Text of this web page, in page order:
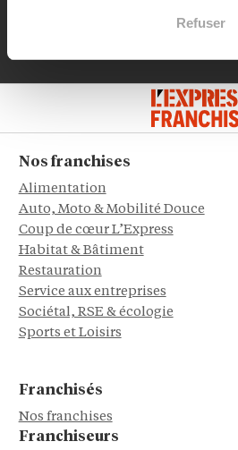
Refuser
JE M'INSCRIS
Nos franchises
Alimentation
Auto, Moto & Mobilité Douce
Coup de cœur L’Express
Habitat & Bâtiment
Restauration
Service aux entreprises
Sociétal, RSE & écologie
Sports et Loisirs
Franchisés
Nos franchises
Franchiseurs